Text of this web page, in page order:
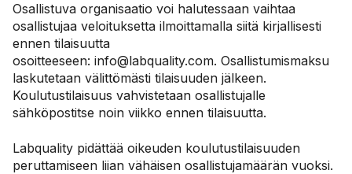
Osallistuva organisaatio voi halutessaan vaihtaa
osallistujaa veloituksetta ilmoittamalla siitä kirjallisesti
ennen tilaisuutta
osoitteeseen: info@labquality.com. Osallistumismaksu
laskutetaan välittömästi tilaisuuden jälkeen.
Koulutustilaisuus vahvistetaan osallistujalle
sähköpostitse noin viikko ennen tilaisuutta.
Labquality pidättää oikeuden koulutustilaisuuden
peruttamiseen liian vähäisen osallistujamäärän vuoksi.